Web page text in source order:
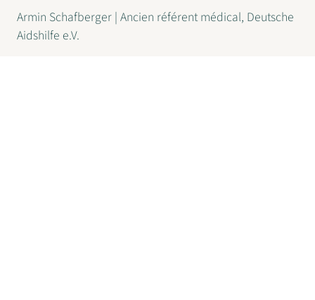
Armin Schafberger | Ancien référent médical, Deutsche
Aidshilfe e.V.